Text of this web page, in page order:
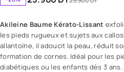
Akileine Baume Kérato-Lissant
les pieds rugueux et sujets aux
allantoïne, il adoucit la peau, réduit
formation de cornes. Idéal pour les
diabétiques ou les enfants dès 3 ans.